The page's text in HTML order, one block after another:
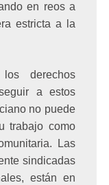
en reos a
estricta a la
derechos
a estos
no puede
trabajo como
Las
sindicadas
están en